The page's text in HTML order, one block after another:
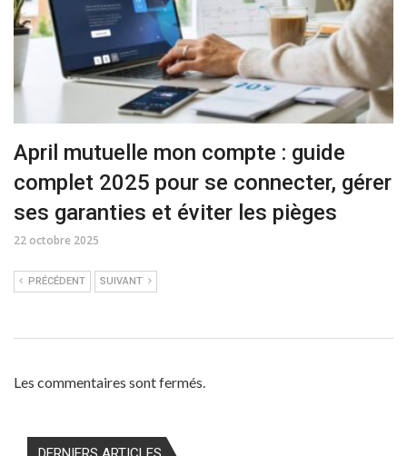
April mutuelle mon compte : guide
complet 2025 pour se connecter, gérer
ses garanties et éviter les pièges
22 octobre 2025
PRÉCÉDENT SUIVANT
Les commentaires sont fermés.